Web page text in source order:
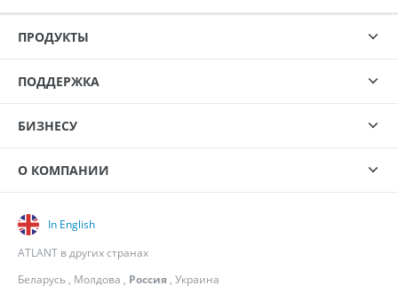
ПРОДУКТЫ
ПОДДЕРЖКА
БИЗНЕСУ
О КОМПАНИИ
In English
ATLANT в других странах
Беларусь , Молдова , Россия , Украина